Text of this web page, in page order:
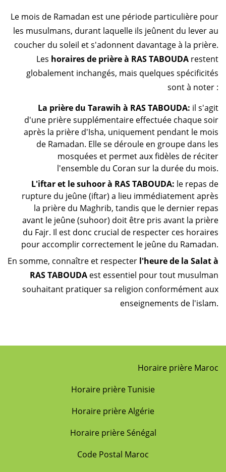
Le mois de Ramadan est une période particulière pour
les musulmans, durant laquelle ils jeûnent du lever au
coucher du soleil et s'adonnent davantage à la prière.
Les horaires de prière à RAS TABOUDA restent
globalement inchangés, mais quelques spécificités
sont à noter :
La prière du Tarawih à RAS TABOUDA: il s'agit
d'une prière supplémentaire effectuée chaque soir
après la prière d'Isha, uniquement pendant le mois
de Ramadan. Elle se déroule en groupe dans les
mosquées et permet aux fidèles de réciter
l'ensemble du Coran sur la durée du mois.
L'iftar et le suhoor à RAS TABOUDA: le repas de
rupture du jeûne (iftar) a lieu immédiatement après
la prière du Maghrib, tandis que le dernier repas
avant le jeûne (suhoor) doit être pris avant la prière
du Fajr. Il est donc crucial de respecter ces horaires
pour accomplir correctement le jeûne du Ramadan.
En somme, connaître et respecter l'heure de la Salat à
RAS TABOUDA est essentiel pour tout musulman
souhaitant pratiquer sa religion conformément aux
enseignements de l'islam.
Horaire prière Maroc
Horaire prière Tunisie
Horaire prière Algérie
Horaire prière Sénégal
Code Postal Maroc